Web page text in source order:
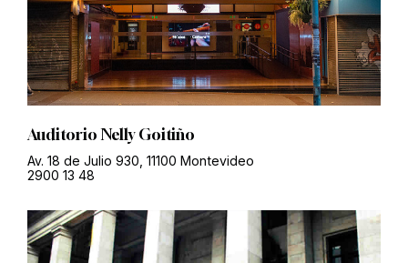
Auditorio Nelly Goitiño
Av. 18 de Julio 930, 11100 Montevideo
2900 13 48